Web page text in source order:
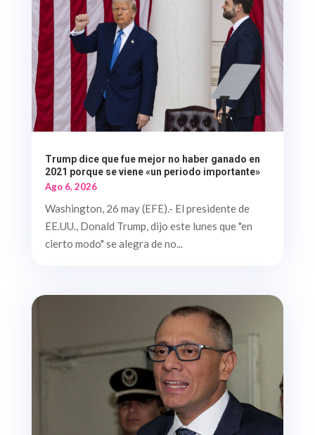
Trump dice que fue mejor no haber ganado en
2021 porque se viene «un periodo importante»
Ago 6, 2026
Washington, 26 may (EFE).- El presidente de
EE.UU., Donald Trump, dijo este lunes que "en
cierto modo" se alegra de no...